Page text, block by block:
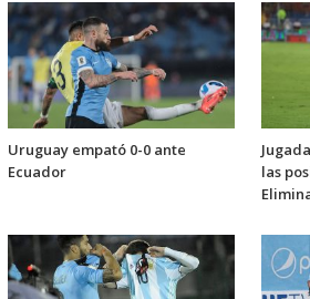
Uruguay empató 0-0 ante
Ecuador
las